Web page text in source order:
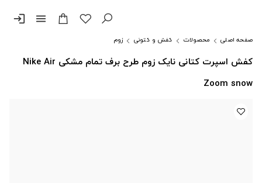
menu
login
صفحه اصلی محصولات کفش و کتونی زوم
کفش اسپرت کتانی نایک زوم طرح برف تمام مشکی Nike Air
Zoom snow